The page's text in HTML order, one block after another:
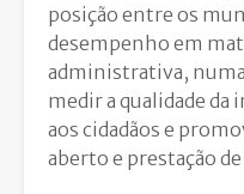
posição entre os
desempenho em
administrativa,
medir a qualidade
aos cidadãos e
aberto e prestação